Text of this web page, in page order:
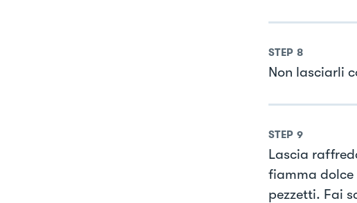
STEP 8
Non lasciarli
STEP 9
Lascia
fiamma
pezzetti. Fai